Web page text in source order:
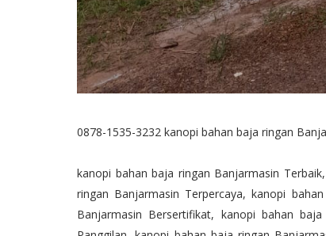
0878-1535-3232 kanopi bahan baja ringan
kanopi bahan baja ringan Banjarmasin
ringan Banjarmasin Terpercaya, kanopi
Banjarmasin Bersertifikat, kanopi bahan